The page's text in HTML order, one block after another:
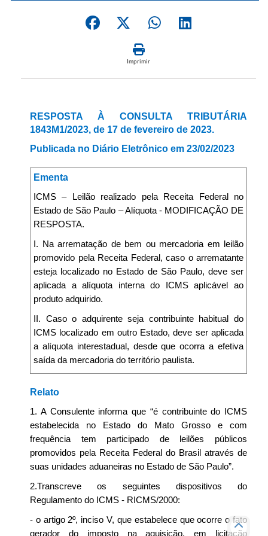
Imprimir
RESPOSTA À CONSULTA TRIBUTÁRIA
1843M1/2023, de 17 de fevereiro de 2023.
Publicada no Diário Eletrônico em 23/02/2023
Ementa
ICMS – Leilão realizado pela Receita Federal no
Estado de São Paulo – Alíquota - MODIFICAÇÃO DE
RESPOSTA.
I. Na arrematação de bem ou mercadoria em leilão
promovido pela Receita Federal, caso o arrematante
esteja localizado no Estado de São Paulo, deve ser
aplicada a alíquota interna do ICMS aplicável ao
produto adquirido.
II. Caso o adquirente seja contribuinte habitual do
ICMS localizado em outro Estado, deve ser aplicada
a alíquota interestadual, desde que ocorra a efetiva
saída da mercadoria do território paulista.
Relato
1. A Consulente informa que “é contribuinte do ICMS
estabelecida no Estado do Mato Grosso e com
frequência tem participado de leilões públicos
promovidos pela Receita Federal do Brasil através de
suas unidades aduaneiras no Estado de São Paulo”.
2.Transcreve os seguintes dispositivos do
Regulamento do ICMS - RICMS/2000:
- o artigo 2º, inciso V, que estabelece que ocorre o fato
gerador do imposto na aquisição, em licitação